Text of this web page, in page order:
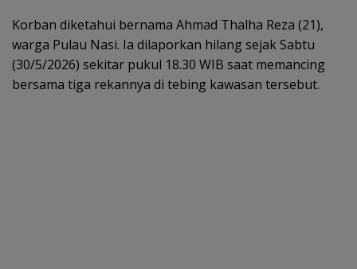
Korban diketahui bernama Ahmad Thalha Reza (21),
warga Pulau Nasi. Ia dilaporkan hilang sejak Sabtu
(30/5/2026) sekitar pukul 18.30 WIB saat memancing
bersama tiga rekannya di tebing kawasan tersebut.